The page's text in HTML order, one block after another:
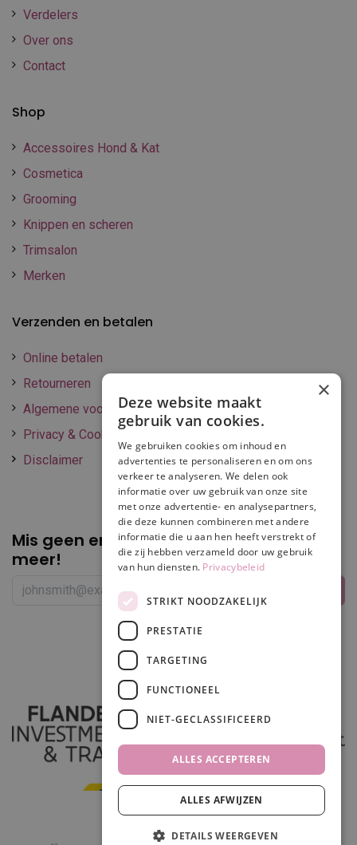
In winkelwagen
0
Verdelers
Over ons
Contact
Shop
Accessoires Hond & Kat
Cosmetica
Grooming
Knippen en scheren
Trimsalon
Merken
Verzenden en betalen
Online betalen
Retourneren
Algemene voorwaarden
Privacy & Cookie policy
Disclaimer
Mis geen enkelepromotie of korting
meer!
×
Deze website maakt
gebruik van cookies.
We gebruiken cookies om inhoud en
advertenties te personaliseren en om ons
verkeer te analyseren. We delen ook
informatie over uw gebruik van onze site
met onze advertentie- en analysepartners,
die deze kunnen combineren met andere
informatie die u aan hen heeft verstrekt of
die zij hebben verzameld door uw gebruik
van hun diensten. Privacybeleid
STRIKT NOODZAKELIJK
PRESTATIE
TARGETING
FUNCTIONEEL
NIET-GECLASSIFICEERD
ALLES ACCEPTEREN
ALLES AFWIJZEN
DETAILS WEERGEVEN